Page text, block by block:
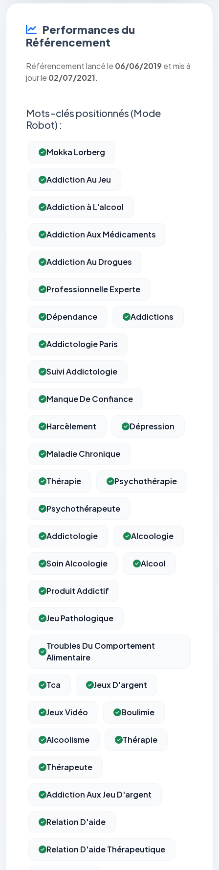
Performances du
Référencement
Référencement lancé le 06/06/2019 et mis à
jour le 02/07/2021.
Mots-clés positionnés (Mode
Robot) :
Mokka Lorberg
Addiction Au Jeu
Addiction à L'alcool
Addiction Aux Médicaments
Addiction Au Drogues
Professionnelle Experte
Dépendance Addictions
Addictologie Paris
Suivi Addictologie
Manque De Confiance
Harcèlement Dépression
Maladie Chronique
Thérapie Psychothérapie
Psychothérapeute
Addictologie Alcoologie
Soin Alcoologie Alcool
Produit Addictif
Jeu Pathologique
Troubles Du Comportement
Alimentaire
Tca Jeux D'argent
Jeux Vidéo Boulimie
Alcoolisme Thérapie
Thérapeute
Addiction Aux Jeu D'argent
Relation D'aide
Relation D'aide Thérapeutique